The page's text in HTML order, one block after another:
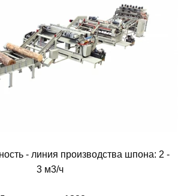
- линия производства шпона: 2 -
3 м3/ч